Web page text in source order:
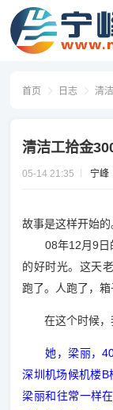
首页 日志 清
清洁工拾金
05-14 21:35 宁峰
故事是这样开始的
08年12 月 9 日
的好时光。这天
跑了。人跑了，箱
在这个时候，
她，梁丽，
深圳机场候机楼B
梁丽和往常一样